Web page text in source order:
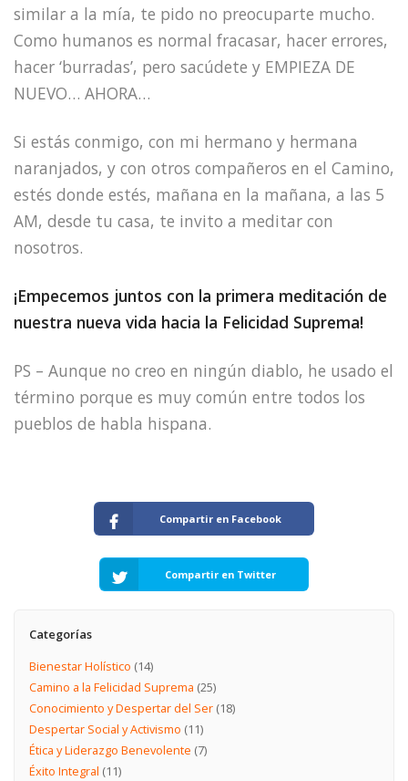
similar a la mía, te pido no preocuparte mucho.
Como humanos es normal fracasar, hacer errores,
hacer ‘burradas’, pero sacúdete y EMPIEZA DE
NUEVO… AHORA…
Si estás conmigo, con mi hermano y hermana
naranjados, y con otros compañeros en el Camino,
estés donde estés, mañana en la mañana, a las 5
AM, desde tu casa, te invito a meditar con
nosotros.
¡Empecemos juntos con la primera meditación de
nuestra nueva vida hacia la Felicidad Suprema!
PS – Aunque no creo en ningún diablo, he usado el
término porque es muy común entre todos los
pueblos de habla hispana.
Compartir en Facebook
Compartir en Twitter
Categorías
Bienestar Holístico (14)
Camino a la Felicidad Suprema (25)
Conocimiento y Despertar del Ser(18)
Despertar Social y Activismo (11)
Ética y Liderazgo Benevolente (7)
Éxito Integral (11)